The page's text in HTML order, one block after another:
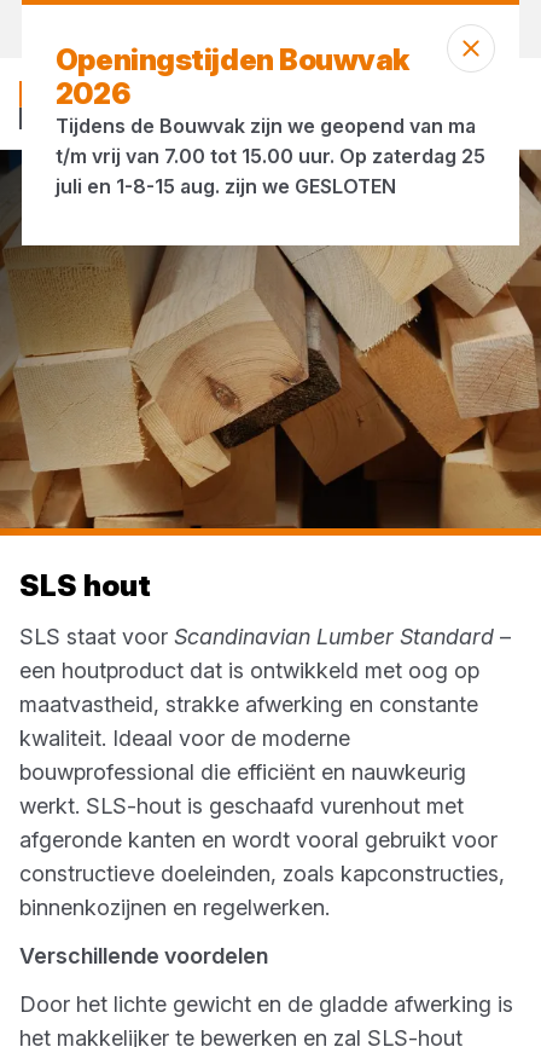
SLS hout
SLS staat voor Scandinavian Lumber Standard –
een houtproduct dat is ontwikkeld met oog op
maatvastheid, strakke afwerking en constante
kwaliteit. Ideaal voor de moderne
bouwprofessional die efficiënt en nauwkeurig
werkt. SLS-hout is geschaafd vurenhout met
afgeronde kanten en wordt vooral gebruikt voor
constructieve doeleinden, zoals kapconstructies,
binnenkozijnen en regelwerken.
Verschillende voordelen
Door het lichte gewicht en de gladde afwerking is
het makkelijker te bewerken en zal SLS-hout
Openingstijden Bouwvak
2026
Tijdens de Bouwvak zijn we geopend van ma
t/m vrij van 7.00 tot 15.00 uur. Op zaterdag 25
juli en 1-8-15 aug. zijn we GESLOTEN